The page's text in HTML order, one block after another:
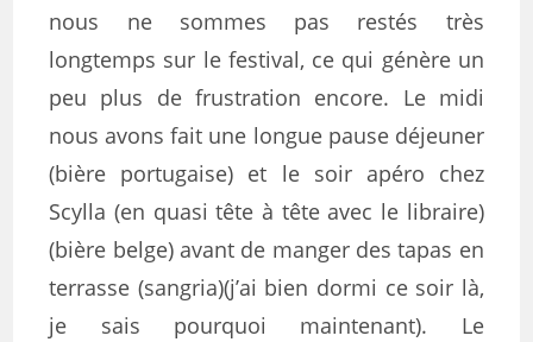
nous ne sommes pas restés très
longtemps sur le festival, ce qui génère un
peu plus de frustration encore. Le midi
nous avons fait une longue pause déjeuner
(bière portugaise) et le soir apéro chez
Scylla (en quasi tête à tête avec le libraire)
(bière belge) avant de manger des tapas en
terrasse (sangria)(j’ai bien dormi ce soir là,
je sais pourquoi maintenant). Le